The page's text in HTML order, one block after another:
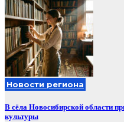
Новости региона
В сёла Новосибирской области
культуры